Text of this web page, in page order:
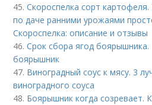
45.Скороспелка сорт
по даче ранними урожаями
Скороспелка: описание и отзывы
46.Срок сбора ягод боярышника.
боярышник
47. Виноградный соус к мясу. 3
виноградного соуса
48. Боярышник когда созревает.